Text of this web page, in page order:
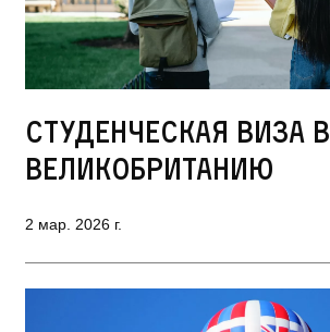
Студенческая виза в
Великобританию
2 мар. 2026 г.